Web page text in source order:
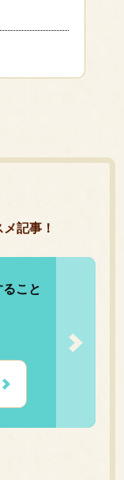
記事！
こと